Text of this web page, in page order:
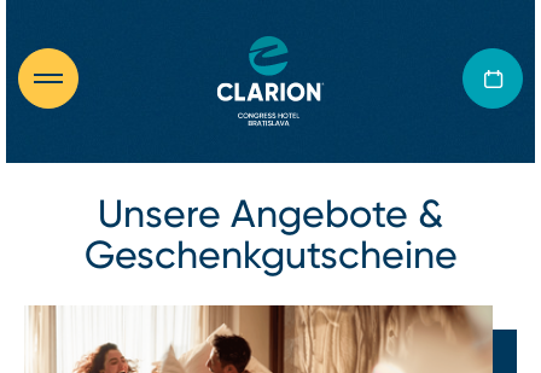
Unsere Angebote &
Geschenkgutscheine